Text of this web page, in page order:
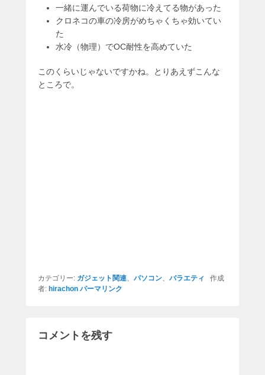
一緒に運んでいる荷物に冷えてる物があった
クロネコの車の冷房がめちゃくちゃ効いてい
た
水冷（物理）でOC耐性を高めていた
このくらいじゃないですかね。とりあえずこんな
ところで。
カテゴリー: ガジェット関連、 パソコン、 バラエティ
作成
者: hirachon パーマリンク
コメントを残す